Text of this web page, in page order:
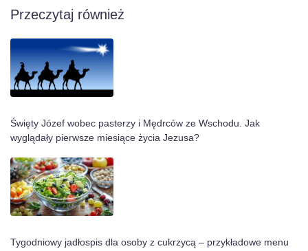
Przeczytaj również
Święty Józef wobec pasterzy i Mędrców ze Wschodu. Jak
wyglądały pierwsze miesiące życia Jezusa?
Tygodniowy jadłospis dla osoby z cukrzycą – przykładowe menu